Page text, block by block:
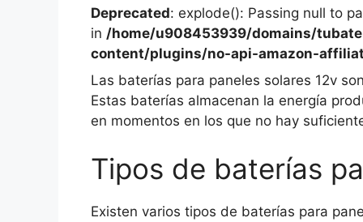
Deprecated: explode(): Passing null to
in /home/u908453939/domains/
content/plugins/no-api-amazon-
Las baterías para paneles solares 12v
Estas baterías almacenan la energía
en momentos en los que no hay
Tipos de baterías
Existen varios tipos de baterías para